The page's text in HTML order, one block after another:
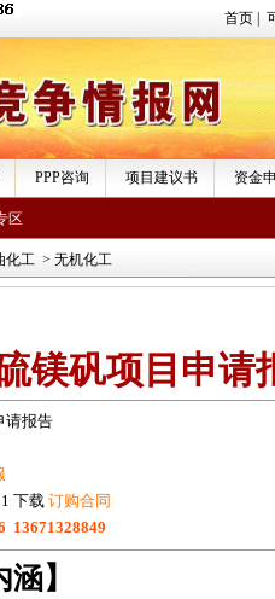
首页
PPP咨询 项目建议书 资金
区
化工 > 无机化工
镁矾项目申请
请报告
下载订购合同
13671328849
】